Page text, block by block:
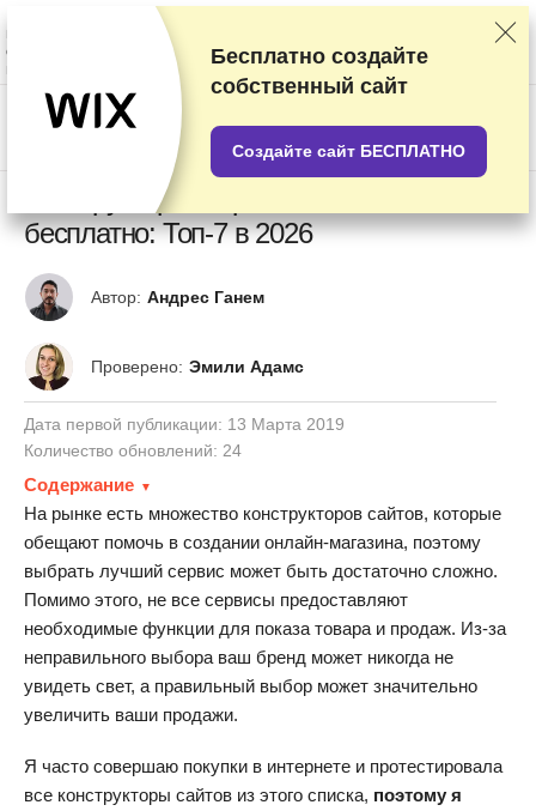
Мы оцениваем продавцов по результатам тщательного тестирования и
изучения, а также учитываем ваши отзывы и наши коммерческие
соглашения с провайдерами. На данной странице содержатся
Раскрытие информации о рекламе
US$
Конструктор интернет-магазина
бесплатно: Топ-7 в 2026
Автор: Андрес Ганем
Проверено: Эмили Адамс
Дата первой публикации: 13 Марта 2019
Количество обновлений: 24
Содержание
На рынке есть множество конструкторов сайтов, которые
обещают помочь в создании онлайн-магазина, поэтому
выбрать лучший сервис может быть достаточно сложно.
Помимо этого, не все сервисы предоставляют
необходимые функции для показа товара и продаж. Из-за
неправильного выбора ваш бренд может никогда не
увидеть свет, а правильный выбор может значительно
увеличить ваши продажи.
Я часто совершаю покупки в интернете и протестировала
все конструкторы сайтов из этого списка, поэтому я
Бесплатно создайте
собственный сайт
Создайте сайт БЕСПЛАТНО